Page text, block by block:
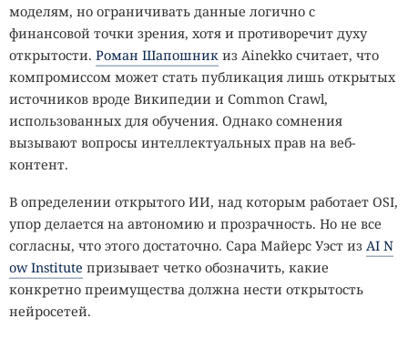
моделям, но ограничивать данные логично с
финансовой точки зрения, хотя и противоречит духу
открытости. Роман Шапошник из Ainekko считает, что
компромиссом может стать публикация лишь открытых
источников вроде Википедии и Common Crawl,
использованных для обучения. Однако сомнения
вызывают вопросы интеллектуальных прав на веб-
контент.
В определении открытого ИИ, над которым работает OSI,
упор делается на автономию и прозрачность. Но не все
согласны, что этого достаточно. Сара Майерс Уэст из AI N
ow Institute призывает четко обозначить, какие
конкретно преимущества должна нести открытость
нейросетей.